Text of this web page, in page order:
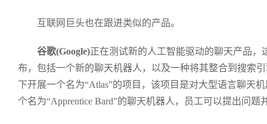
互联网巨头也在跟进类似的产品。
谷歌(Google)正在测试新的人工智能驱动的聊天产品
布，包括一个新的聊天机器人，以及一种将其整合到搜索
下开展一个名为“Atlas”的项目，该项目是对大型语言聊天
个名为“Apprentice Bard”的聊天机器人，员工可以提出问题